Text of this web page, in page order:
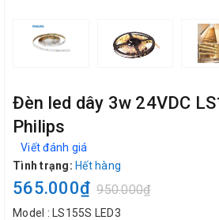
Đèn led dây 3w 24VDC
Philips
Viết đánh giá
Tình trạng: Hết hàng
565.000₫ 950.000₫
Model : LS155S LED3